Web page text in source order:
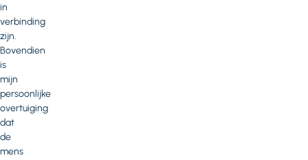
in
verbinding
zijn.
Bovendien
is
mijn
persoonlijke
overtuiging
dat
de
mens